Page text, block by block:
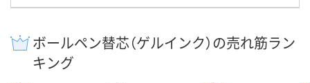
ボールペン替芯（ゲルインク）の売れ筋ラン
キング